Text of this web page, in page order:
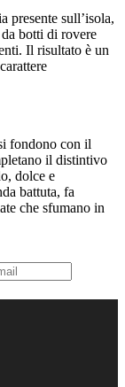
presente sull’isola,
botti di rovere
Il risultato è un
fondono con il
il distintivo
dolce e
battuta, fa
che sfumano in